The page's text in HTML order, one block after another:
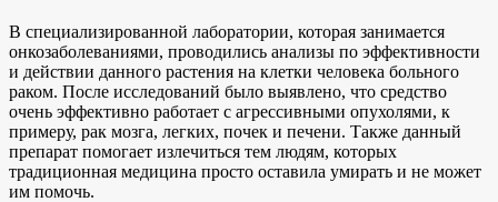
В специализированной лаборатории, которая занимается
онкозаболеваниями, проводились анализы по эффективности
и действии данного растения на клетки человека больного
раком. После исследований было выявлено, что средство
очень эффективно работает с агрессивными опухолями, к
примеру, рак мозга, легких, почек и печени. Также данный
препарат помогает излечиться тем людям, которых
традиционная медицина просто оставила умирать и не может
им помочь.